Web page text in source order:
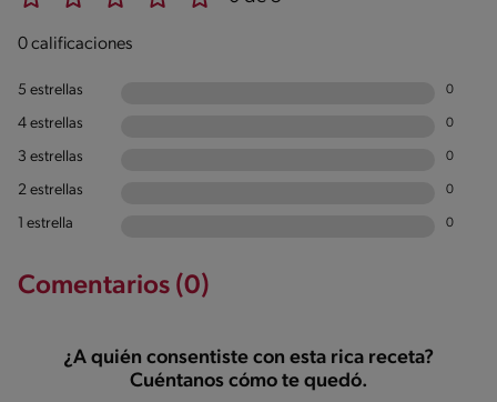
0 calificaciones
5 estrellas 0
4 estrellas 0
3 estrellas 0
2 estrellas 0
1 estrella 0
Comentarios (0)
¿A quién consentiste con esta rica receta?
Cuéntanos cómo te quedó.